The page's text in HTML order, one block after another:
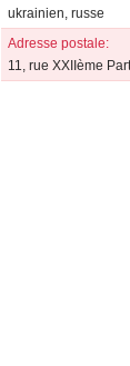
ukrainien, russe
Adresse postale:
11, rue ХХІІème